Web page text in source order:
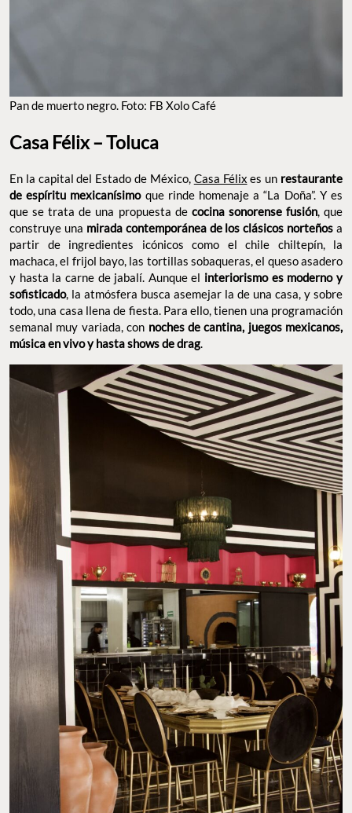
Pan de muerto negro. Foto: FB Xolo Café
Casa Félix – Toluca
En la capital del Estado de México, Casa Félix es un restaurante
de espíritu mexicanísimoque rinde homenaje a “La Doña”. Y es
que se trata de una propuesta de cocina sonorense fusión, que
construye una mirada contemporánea de los clásicos norteños a
partir de ingredientes icónicos como el chile chiltepín, la
machaca, el frijol bayo, las tortillas sobaqueras, el queso asadero
y hasta la carne de jabalí. Aunque el interiorismo es moderno y
sofisticado, la atmósfera busca asemejar la de una casa, y sobre
todo, una casa llena de fiesta. Para ello, tienen una programación
semanal muy variada, con noches de cantina, juegos mexicanos,
música en vivo y hasta shows de drag.